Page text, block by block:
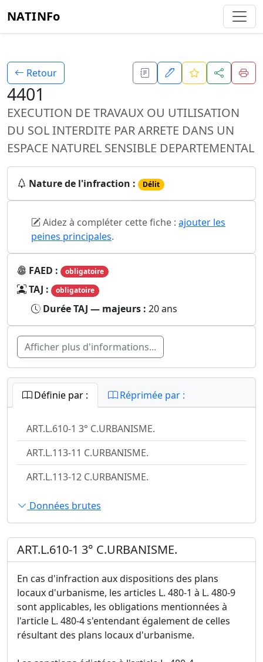
NATINFo
Retour
4401
EXECUTION DE TRAVAUX OU UTILISATION
DU SOL INTERDITE PAR ARRETE DANS UN
ESPACE NATUREL SENSIBLE DEPARTEMENTAL
Nature de l'infraction : Délit
Aidez à compléter cette fiche : ajouter les
peines principales.
FAED : obligatoire
TAJ : obligatoire
Durée TAJ — majeurs : 20 ans
Afficher plus d'informations...
Définie par : Réprimée par :
ART.L.610-1 3° C.URBANISME.
ART.L.113-11 C.URBANISME.
ART.L.113-12 C.URBANISME.
Données brutes
ART.L.610-1 3° C.URBANISME.
En cas d'infraction aux dispositions des plans
locaux d'urbanisme, les articles L. 480-1 à L. 480-9
sont applicables, les obligations mentionnées à
l'article L. 480-4 s'entendant également de celles
résultant des plans locaux d'urbanisme.